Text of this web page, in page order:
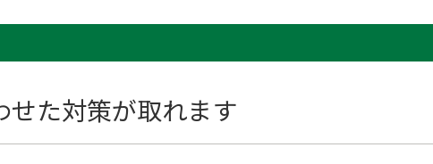
た対策が取れます